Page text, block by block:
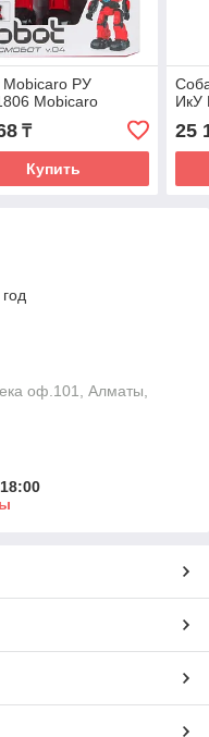
Mobicaro РУ
Mobicaro
₸
Купить
ИкУ
25
оф.101, Алматы,